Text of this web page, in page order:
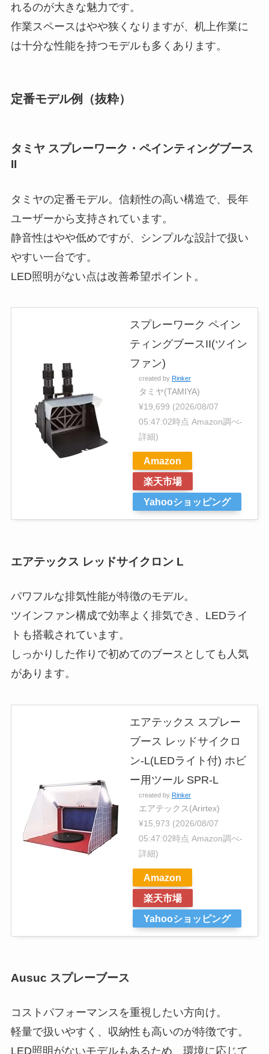
れるのが大きな魅力です。
作業スペースはやや狭くなりますが、机上作業に
は十分な性能を持つモデルも多くあります。
定番モデル例（抜粋）
タミヤ スプレーワーク・ペインティングブース
II
タミヤの定番モデル。信頼性の高い構造で、長年
ユーザーから支持されています。
静音性はやや低めですが、シンプルな設計で扱い
やすい一台です。
LED照明がない点は改善希望ポイント。
スプレーワーク ペイン
ティングブースII(ツイン
ファン)
created by Rinker
タミヤ(TAMIYA)
¥19,699 (2026/08/07
05:47:02時点 Amazon調べ-
詳細)
Amazon
楽天市場
Yahooショッピング
エアテックス レッドサイクロン L
パワフルな排気性能が特徴のモデル。
ツインファン構成で効率よく排気でき、LEDライ
トも搭載されています。
しっかりした作りで初めてのブースとしても人気
があります。
エアテックス スプレー
ブース レッドサイクロ
ン-L(LEDライト付) ホビ
ー用ツール SPR-L
created by Rinker
エアテックス(Arirtex)
¥15,973 (2026/08/07
05:47:02時点 Amazon調べ-
詳細)
Amazon
楽天市場
Yahooショッピング
Ausuc スプレーブース
コストパフォーマンスを重視したい方向け。
軽量で扱いやすく、収納性も高いのが特徴です。
LED照明がないモデルもあるため、環境に応じて